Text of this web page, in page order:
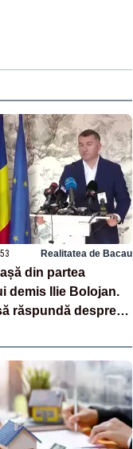
Realitatea de Bacau
din partea
demis Ilie Bolojan.
răspundă despre